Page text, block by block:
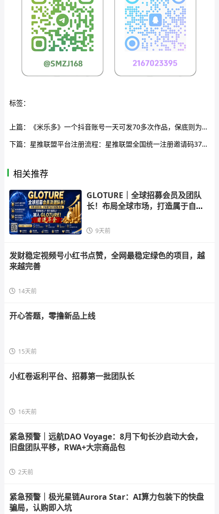
标签：
上篇：
《米乐多》一个抖音账号一天可发70多次作品，保底则为50-150元1
下篇： 星推联盟平台注册流程：星推联盟全国统一注册邀请码373758，网盘拉新一级权限开通
相关推荐
GLOTURE｜全球招募会员及团队
长！布局全球市场，打造属于自己
9天前
发财稳定视频号小红书点赞，全网最稳定绿色的项目，越
来越完善
14天前
开心答题，零撸新品上线
15天前
小红卷返利平台、招募第一批团队长
16天前
紧急预警｜远航DAO Voyage：8月下旬长沙启动大会，
旧盘团队平移，RWA+大宗商品包
2天前
紧急预警｜极光星链Aurora Star：AI算力包装下的快盘
骗局，认购即入坑